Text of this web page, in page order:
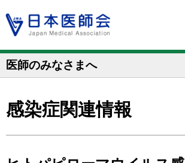
医師のみなさまへ
感染症関連情報